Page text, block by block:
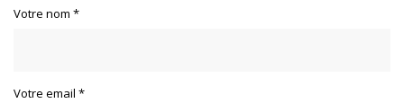
Votre nom *
Votre email *